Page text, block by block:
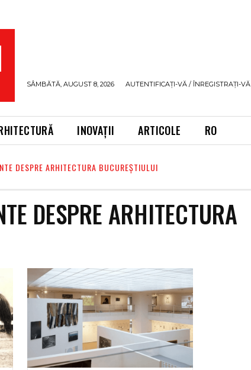
SÂMBĂTĂ, AUGUST 8, 2026 AUTENTIFICAȚI-VĂ / ÎNREGISTRAȚI-VĂ
INOVAȚII ARTICOLE RO
DESPRE ARHITECTURA BUCUREȘTIULUI
DESPRE ARHITECTURA